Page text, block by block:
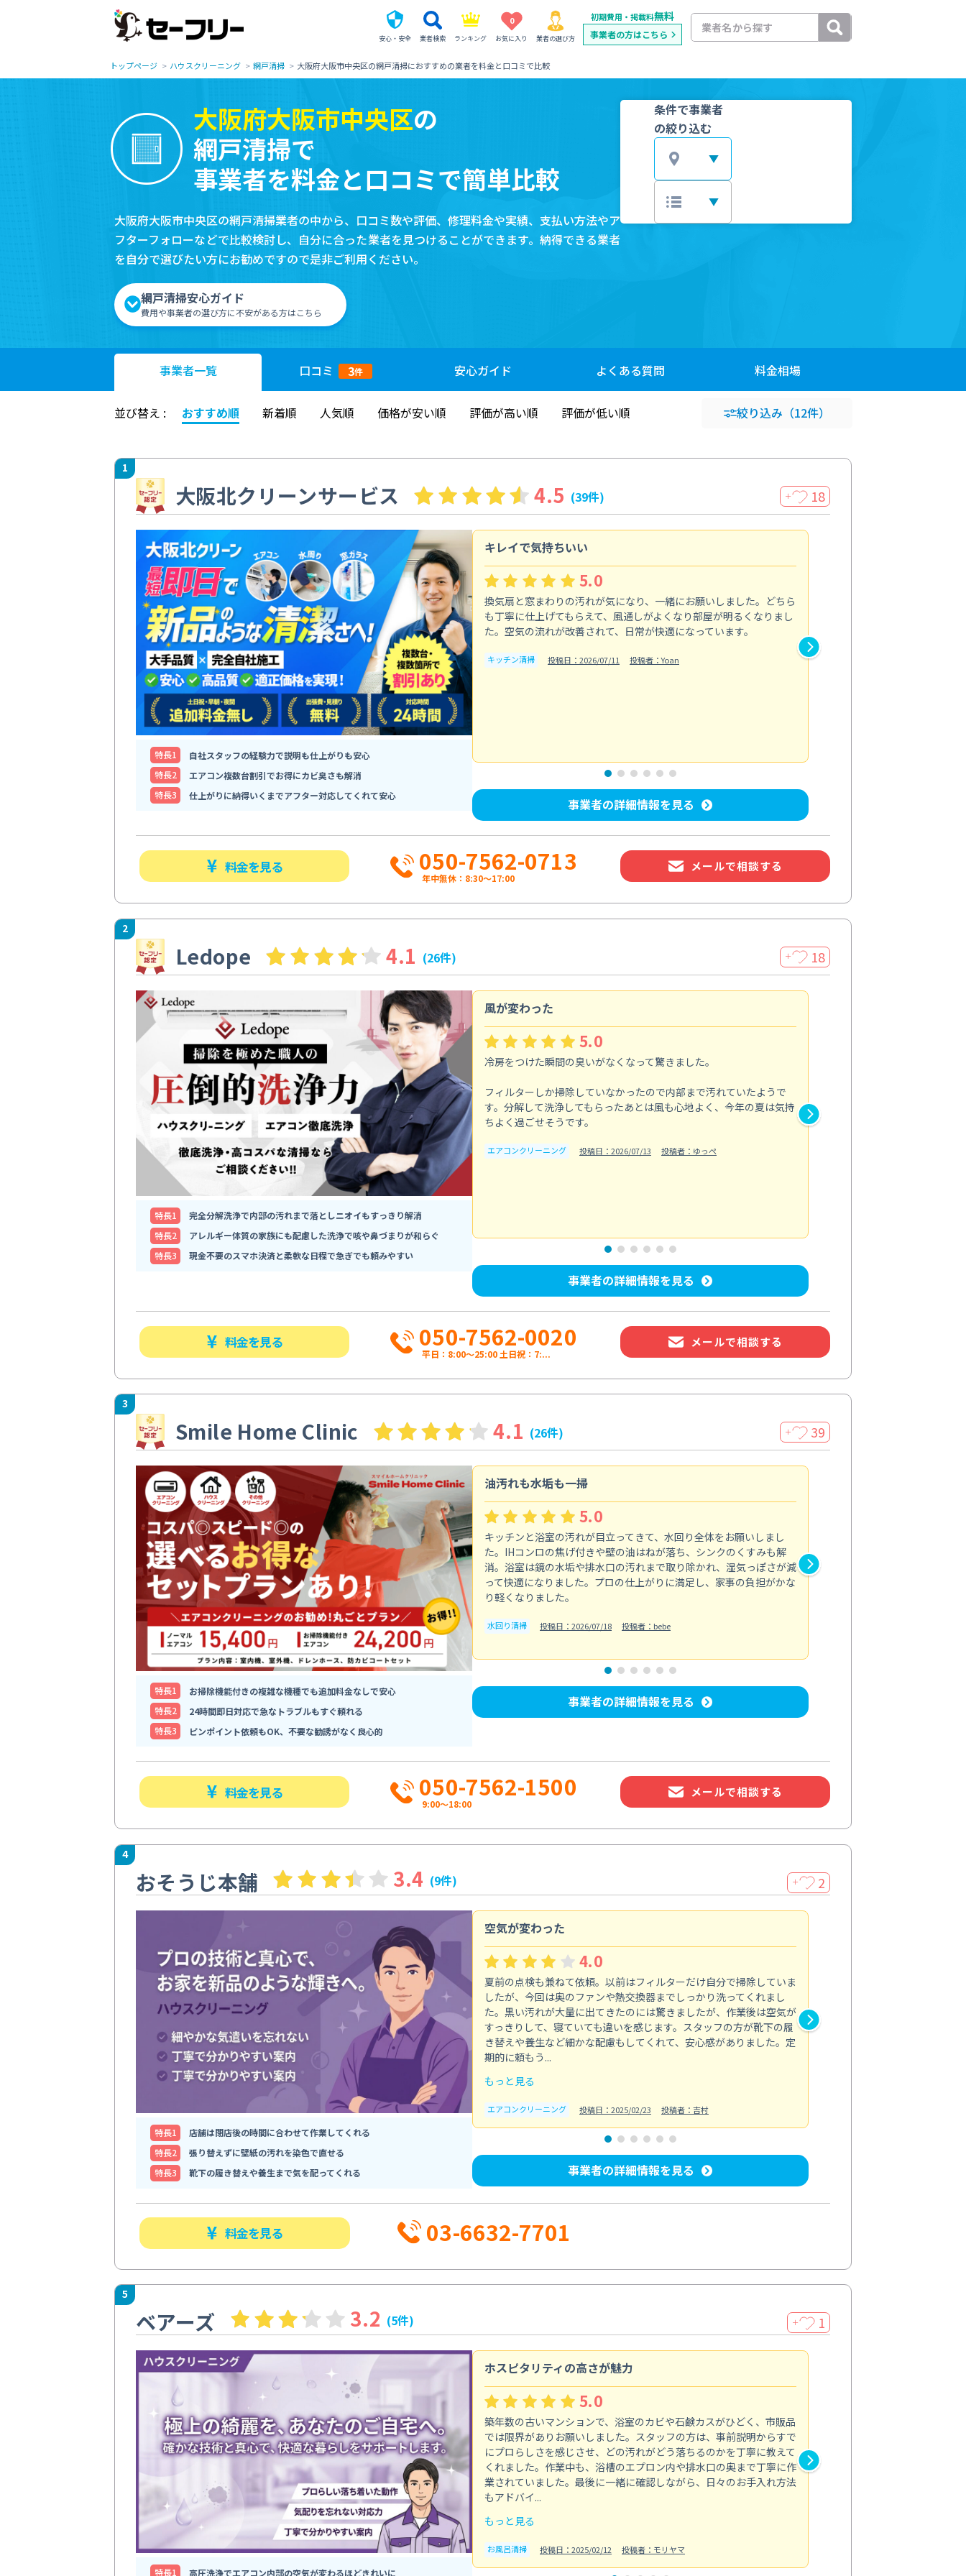
安心・安全 業者検索 ランキング
0
お気に入り 業者の選び方
初期費用・掲載料無料
事業者の方はこちら
トップページ ハウスクリーニング 網戸清掃 大阪府大阪市中央区の網戸清掃におすすめの業者を料金と口コミで比較
大阪府大阪市中央区の
網戸清掃で
事業者を料金と口コミで簡単比較
大阪府大阪市中央区の網戸清掃業者の中から、口コミ数や評価、修理料金や実績、支払い方法やア
フターフォローなどで比較検討し、自分に合った業者を見つけることができます。納得できる業者
を自分で選びたい方にお勧めですので是非ご利用ください。
網戸清掃安心ガイド
費用や事業者の選び方に不安がある方はこちら
条件で事業者
の絞り込む
事業者一覧 口コミ 3件 安心ガイド よくある質問 料金相場
並び替え : おすすめ順 新着順 人気順 価格が安い順 評価が高い順 評価が低い順 絞り込み （12件）
1
大阪北クリーンサービス 4.5 (39件) ＋ 18
特⻑1
自社スタッフの経験力で説明も仕上がりも安心
特⻑2
エアコン複数台割引でお得にカビ臭さも解消
特⻑3
仕上がりに納得いくまでアフター対応してくれて安心
キレイで気持ちいい
5.0
換気扇と窓まわりの汚れが気になり、一緒にお願いしました。どちら
も丁寧に仕上げてもらえて、風通しがよくなり部屋が明るくなりまし
た。空気の流れが改善されて、日常が快適になっています。
キッチン清掃 投稿日：2026/07/11 投稿者：Yoan
事業者の詳細情報を見る
料金を見る 050-7562-0713
年中無休：8:30〜17:00
メールで相談する
2
Ledope 4.1 (26件) ＋ 18
特⻑1
完全分解洗浄で内部の汚れまで落としニオイもすっきり解消
特⻑2
アレルギー体質の家族にも配慮した洗浄で咳や鼻づまりが和らぐ
特⻑3
現金不要のスマホ決済と柔軟な日程で急ぎでも頼みやすい
風が変わった
5.0
冷房をつけた瞬間の臭いがなくなって驚きました。
フィルターしか掃除していなかったので内部まで汚れていたようで
す。分解して洗浄してもらったあとは風も心地よく、今年の夏は気持
ちよく過ごせそうです。
エアコンクリーニング 投稿日：2026/07/13 投稿者：ゆっぺ
事業者の詳細情報を見る
料金を見る 050-7562-0020
平日：8:00〜25:00 土日祝：7:...
メールで相談する
3
Smile Home Clinic 4.1 (26件) ＋ 39
特⻑1
お掃除機能付きの複雑な機種でも追加料金なしで安心
特⻑2
24時間即日対応で急なトラブルもすぐ頼れる
特⻑3
ピンポイント依頼もOK、不要な勧誘がなく良心的
油汚れも水垢も一掃
5.0
キッチンと浴室の汚れが目立ってきて、水回り全体をお願いしまし
た。IHコンロの焦げ付きや壁の油はねが落ち、シンクのくすみも解
消。浴室は鏡の水垢や排水口の汚れまで取り除かれ、湿気っぽさが減
って快適になりました。プロの仕上がりに満足し、家事の負担がかな
り軽くなりました。
水回り清掃 投稿日：2026/07/18 投稿者：bebe
事業者の詳細情報を見る
料金を見る 050-7562-1500
9:00～18:00
メールで相談する
4
おそうじ本舗 3.4 (9件) ＋ 2
特⻑1
店舗は閉店後の時間に合わせて作業してくれる
特⻑2
張り替えずに壁紙の汚れを染色で直せる
特⻑3
靴下の履き替えや養生まで気を配ってくれる
空気が変わった
4.0
夏前の点検も兼ねて依頼。以前はフィルターだけ自分で掃除していま
したが、今回は奥のファンや熱交換器までしっかり洗ってくれまし
た。黒い汚れが大量に出てきたのには驚きましたが、作業後は空気が
すっきりして、寝ていても違いを感じます。スタッフの方が靴下の履
き替えや養生など細かな配慮もしてくれて、安心感がありました。定
期的に頼もう...
もっと見る
エアコンクリーニング 投稿日：2025/02/23 投稿者：吉村
事業者の詳細情報を見る
料金を見る 03-6632-7701
5
ベアーズ 3.2 (5件) ＋ 1
特⻑1 高圧洗浄でエアコン内部の空気が変わるほどきれいに
ホスピタリティの高さが魅力
5.0
築年数の古いマンションで、浴室のカビや石鹸カスがひどく、市販品
では限界がありお願いしました。スタッフの方は、事前説明からすで
にプロらしさを感じさせ、どの汚れがどう落ちるのかを丁寧に教えて
くれました。作業中も、浴槽のエプロン内や排水口の奥まで丁寧に作
業されていました。最後に一緒に確認しながら、日々のお手入れ方法
もアドバイ...
もっと見る
お風呂清掃 投稿日：2025/02/12 投稿者：モリヤマ